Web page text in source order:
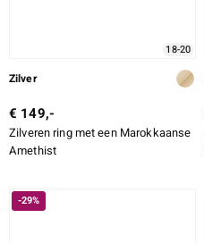
18-20
Zilver
€ 149,-
Zilveren ring met een Marokkaanse
Amethist
-29%